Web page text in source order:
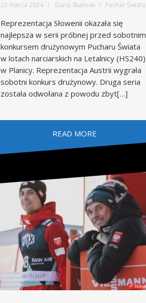
23 marca 2024 Daria Skalniak Puchar Świata
Reprezentacja Słowenii okazała się
najlepsza w serii próbnej przed sobotnim
konkursem drużynowym Pucharu Świata
w lotach narciarskich na Letalnicy (HS240)
w Planicy. Reprezentacja Austrii wygrała
sobotni konkurs drużynowy. Druga seria
została odwołana z powodu zbyt[…]
READ MORE